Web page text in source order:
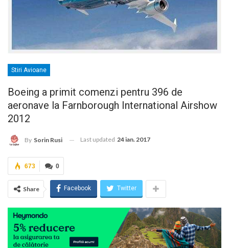
Stiri Avioane
Boeing a primit comenzi pentru 396 de
aeronave la Farnborough International Airshow
2012
By Sorin Rusi Last updated 24 ian. 2017
0
673
Share Facebook Twitter